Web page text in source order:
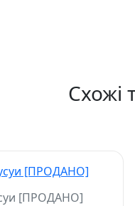
Схожі
[ПРОДАНО]